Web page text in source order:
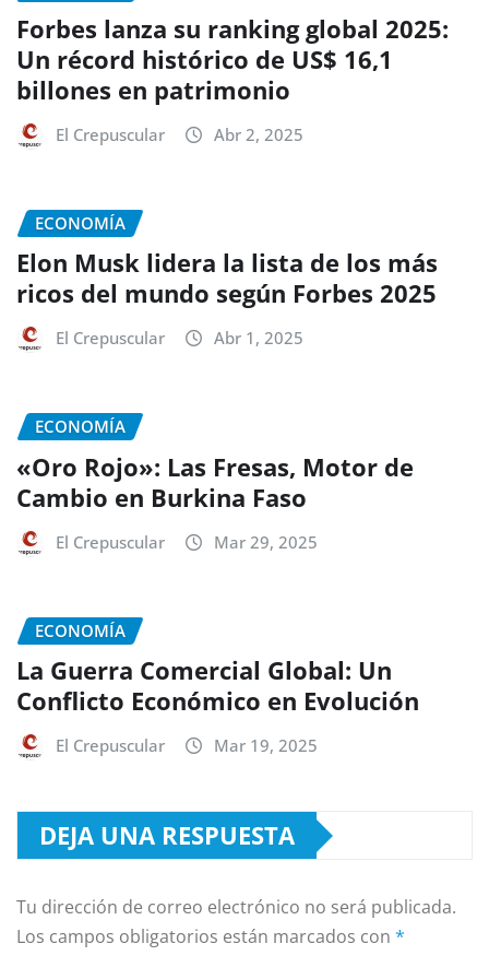
Forbes lanza su ranking global 2025:
Un récord histórico de US$ 16,1
billones en patrimonio
El Crepuscular Abr 2, 2025
ECONOMÍA
Elon Musk lidera la lista de los más
ricos del mundo según Forbes 2025
El Crepuscular Abr 1, 2025
ECONOMÍA
«Oro Rojo»: Las Fresas, Motor de
Cambio en Burkina Faso
El Crepuscular Mar 29, 2025
ECONOMÍA
La Guerra Comercial Global: Un
Conflicto Económico en Evolución
El Crepuscular Mar 19, 2025
DEJA UNA RESPUESTA
Tu dirección de correo electrónico no será publicada.
Los campos obligatorios están marcados con *